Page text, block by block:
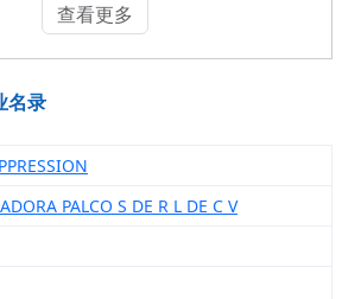
查看更多
名录
PALCO S DE R L DE C V